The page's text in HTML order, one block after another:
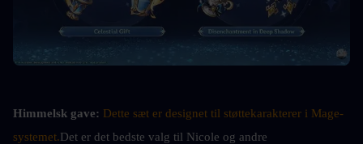
Himmelsk gave: Dette sæt er designet til støttekarakterer i Mage-
systemet.Det er det bedste valg til Nicole og andre